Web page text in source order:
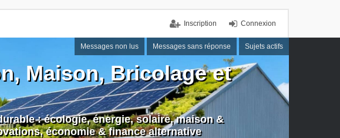
Connexion
Inscription
Messages non lus Messages sans réponse Sujets actifs
Maison, Bricolage et
: écologie, énergie, solaire, maison &
économie & finance alternative